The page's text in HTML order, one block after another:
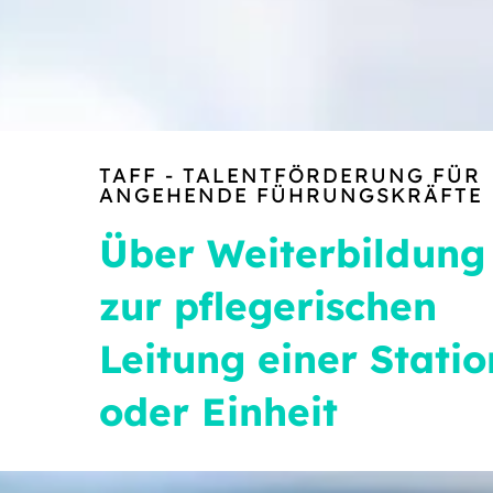
TAFF - TALENTFÖRDERUNG FÜR
ANGEHENDE FÜHRUNGSKRÄFTE
Über Weiterbildung
zur pflegerischen
Leitung einer
oder Einheit